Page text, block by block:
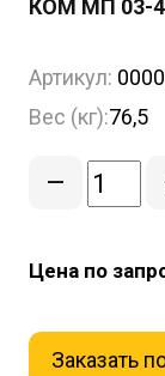
КОМ МП 03-
Артикул:
Вес (кг):76,5
–
Цена по
Заказать